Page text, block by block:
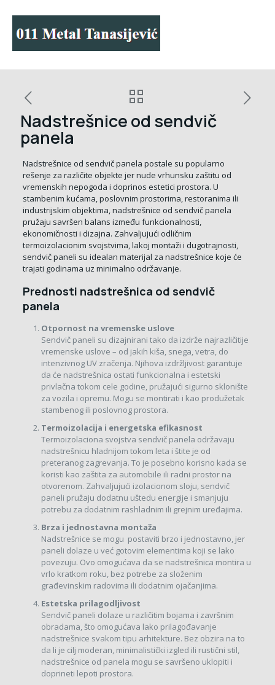
Nadstrešnice od sendvič
panela
Nadstrešnice od sendvič panela postale su popularno
rešenje za različite objekte jer nude vrhunsku zaštitu od
vremenskih nepogoda i doprinos estetici prostora. U
stambenim kućama, poslovnim prostorima, restoranima ili
industrijskim objektima, nadstrešnice od sendvič panela
pružaju savršen balans između funkcionalnosti,
ekonomičnosti i dizajna. Zahvaljujući odličnim
termoizolacionim svojstvima, lakoj montaži i dugotrajnosti,
sendvič paneli su idealan materijal za nadstrešnice koje će
trajati godinama uz minimalno održavanje.
Prednosti nadstrešnica od sendvič
panela
Otpornost na vremenske uslove
Sendvič paneli su dizajnirani tako da izdrže najrazličitije
vremenske uslove – od jakih kiša, snega, vetra, do
intenzivnog UV zračenja. Njihova izdržljivost garantuje
da će nadstrešnica ostati funkcionalna i estetski
privlačna tokom cele godine, pružajući sigurno sklonište
za vozila i opremu. Mogu se montirati i kao produžetak
stambenog ili poslovnog prostora.
Termoizolacija i energetska efikasnost
Termoizolaciona svojstva sendvič panela održavaju
nadstrešnicu hladnijom tokom leta i štite je od
preteranog zagrevanja. To je posebno korisno kada se
koristi kao zaštita za automobile ili radni prostor na
otvorenom. Zahvaljujući izolacionom sloju, sendvič
paneli pružaju dodatnu uštedu energije i smanjuju
potrebu za dodatnim rashladnim ili grejnim uređajima.
Brza i jednostavna montaža
Nadstrešnice se mogu postaviti brzo i jednostavno, jer
paneli dolaze u već gotovim elementima koji se lako
povezuju. Ovo omogućava da se nadstrešnica montira u
vrlo kratkom roku, bez potrebe za složenim
građevinskim radovima ili dodatnim ojačanjima.
Estetska prilagodljivost
Sendvič paneli dolaze u različitim bojama i završnim
obradama, što omogućava lako prilagođavanje
nadstrešnice svakom tipu arhitekture. Bez obzira na to
da li je cilj moderan, minimalistički izgled ili rustični stil,
nadstrešnice od panela mogu se savršeno uklopiti i
doprineti lepoti prostora.